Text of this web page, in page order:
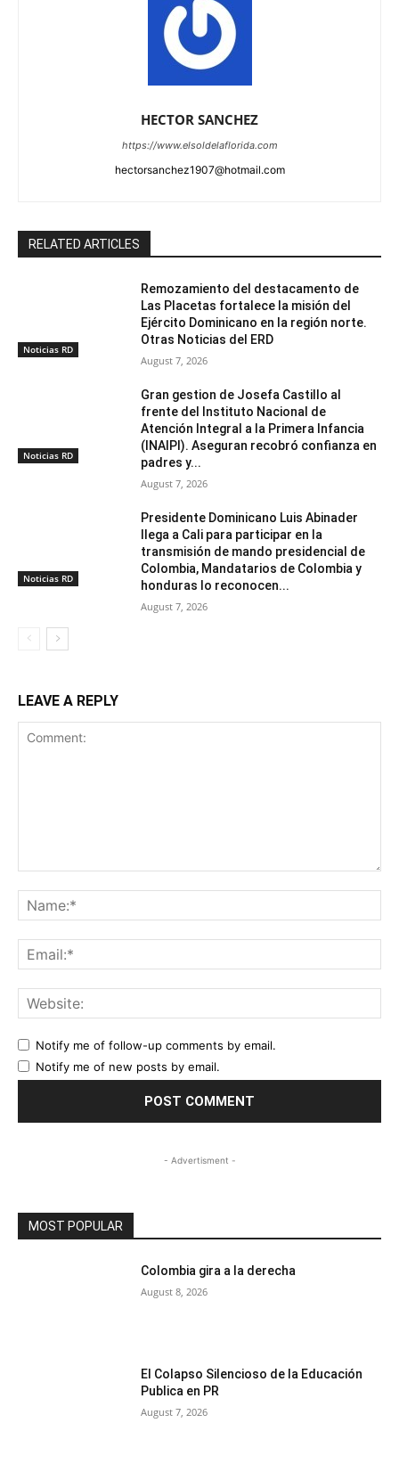
HECTOR SANCHEZ
https://www.elsoldelaflorida.com
hectorsanchez1907@hotmail.com
RELATED ARTICLES
Noticias RD
Remozamiento del destacamento de
Las Placetas fortalece la misión del
Ejército Dominicano en la región norte.
Otras Noticias del ERD
August 7, 2026
Noticias RD
Gran gestion de Josefa Castillo al
frente del Instituto Nacional de
Atención Integral a la Primera Infancia
(INAIPI). Aseguran recobró confianza en
padres y...
August 7, 2026
Noticias RD
Presidente Dominicano Luis Abinader
llega a Cali para participar en la
transmisión de mando presidencial de
Colombia, Mandatarios de Colombia y
honduras lo reconocen...
August 7, 2026
LEAVE A REPLY
Notify me of follow-up comments by email.
Notify me of new posts by email.
- Advertisment -
MOST POPULAR
Colombia gira a la derecha
August 8, 2026
El Colapso Silencioso de la Educación
Publica en PR
August 7, 2026